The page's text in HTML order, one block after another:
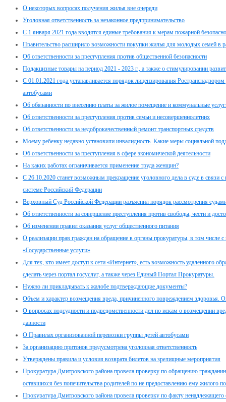
О некоторых вопросах получения жилья вне очереди
Уголовная ответственность за незаконное предпринимательство
С 1 января 2021 года вводятся единые требования к мерам пожарной
Правительство расширило возможности покупки жилья для молодых семей в
Об ответственности за преступления против общественной безопасности
Подакцизные товары на период 2021 - 2023 г., а также о стимулировании
С 01.01.2021 года устанавливается порядок лицензирования
автобусами
Об обязанности по внесению платы за жилое помещение и коммунальные
Об ответственности за преступления против семьи и несовершеннолетних
Об ответственности за недоброкачественный ремонт транспортных средств
Моему ребенку недавно установили инвалидность. Какие меры социальной
Об ответственности за преступления в сфере экономической деятельности
На каких работах ограничивается применение труда женщин?
С 26.10.2020 станет возможным прекращение уголовного дела в суде в связи
системе Российский Федерации
Верховный Суд Российской Федерации разъяснил порядок рассмотрения
Об ответственности за совершение преступления против свободы, чести и
Об изменении правил оказания услуг общественного питания
О реализации прав граждан на обращение в органы прокуратуры, в том числе с
«Государственные услуги»
Для тех, кто имеет доступ к сети «Интернет», есть возможность удаленного
сделать через портал госуслуг, а также через Единый Портал Прокуратуры.
Нужно ли прикладывать к жалобе подтверждающие документы?
Объем и характер возмещения вреда, причиненного повреждением здоровья.
О вопросах подсудности и подведомственности дел по искам о возмещении
давности
О Правилах организованной перевозки группы детей автобусами
За организацию притонов предусмотрена уголовная ответственность
Утверждены правила и условия возврата билетов на зрелищные мероприятия
Прокуратура Дмитровского района провела проверку по обращению
оставшихся без попечительства родителей по не предоставлению ему жилого
Прокуратура Дмитровского района провела проверку по факту